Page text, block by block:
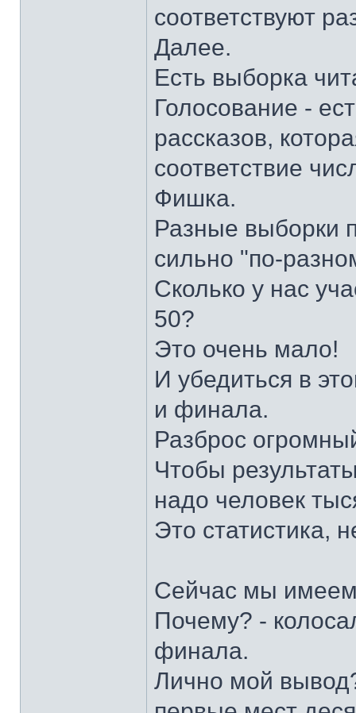
соответствуют
Далее.
Есть выборка
Голосование -
рассказов,
соответствие
Фишка.
Разные выборки
сильно "по-
Сколько у нас
50?
Это очень мало!
И убедиться в
и финала.
Разброс
Чтобы
надо человек
Это статистика,
Сейчас мы имеем
Почему? -
финала.
Лично мой